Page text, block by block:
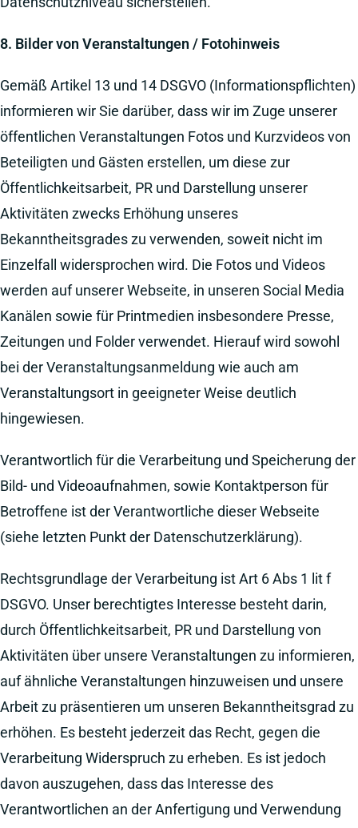
8. Bilder von Veranstaltungen / Fotohinweis
Gemäß Artikel 13 und 14 DSGVO (Informationspflichten)
informieren wir Sie darüber, dass wir im Zuge unserer
öffentlichen Veranstaltungen Fotos und Kurzvideos von
Beteiligten und Gästen erstellen, um diese zur
Öffentlichkeitsarbeit, PR und Darstellung unserer
Aktivitäten zwecks Erhöhung unseres
Bekanntheitsgrades zu verwenden, soweit nicht im
Einzelfall widersprochen wird. Die Fotos und Videos
werden auf unserer Webseite, in unseren Social Media
Kanälen sowie für Printmedien insbesondere Presse,
Zeitungen und Folder verwendet. Hierauf wird sowohl
bei der Veranstaltungsanmeldung wie auch am
Veranstaltungsort in geeigneter Weise deutlich
hingewiesen.
Verantwortlich für die Verarbeitung und Speicherung der
Bild- und Videoaufnahmen, sowie Kontaktperson für
Betroffene ist der Verantwortliche dieser Webseite
(siehe letzten Punkt der Datenschutzerklärung).
Rechtsgrundlage der Verarbeitung ist Art 6 Abs 1 lit f
DSGVO. Unser berechtigtes Interesse besteht darin,
durch Öffentlichkeitsarbeit, PR und Darstellung von
Aktivitäten über unsere Veranstaltungen zu informieren,
auf ähnliche Veranstaltungen hinzuweisen und unsere
Arbeit zu präsentieren um unseren Bekanntheitsgrad zu
erhöhen. Es besteht jederzeit das Recht, gegen die
Verarbeitung Widerspruch zu erheben. Es ist jedoch
davon auszugehen, dass das Interesse des
Verantwortlichen an der Anfertigung und Verwendung